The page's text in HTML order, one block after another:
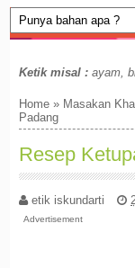
Ketik misal : ayam,
Home » Masakan
Padang
Resep
etik iskundarti
Advertisement